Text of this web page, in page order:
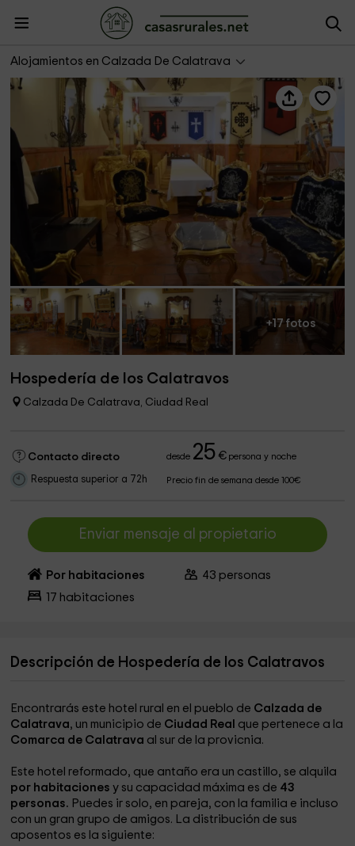
Alojamientos en Calzada De Calatrava
Hospedería de los Calatravos
+17 fotos
Hospedería de los Calatravos
Calzada De Calatrava, Ciudad Real
Contacto directo desde 25 €persona y noche
Respuesta superior a 72h Precio fin de semana desde 100€
Enviar mensaje al propietario
Por habitaciones 43 personas
17 habitaciones
Descripción de Hospedería de los Calatravos
Encontrarás este hotel rural en el pueblo de Calzada de
Calatrava, un municipio de Ciudad Real que pertenece a la
Comarca de Calatrava al sur de la provicnia.
Este hotel reformado, que antaño era un castillo, se alquila
por habitacionesy su capacidad máxima es de 43
personas. Puedes ir solo, en pareja, con la familia e incluso
con un gran grupo de amigos. La distribución de sus
aposentos es la siguiente: